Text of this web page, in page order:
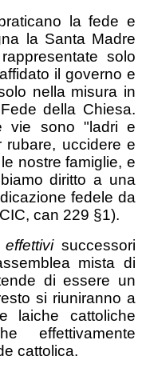
la fede e
la Santa Madre
solo
il governo e
nella misura in
della Chiesa.
vie sono "ladri e
rubare, uccidere e
nostre famiglie, e
diritto a una
fedele da
can 229 §1).
effettivi successori
mista di
di essere un
si riuniranno a
laiche cattoliche
effettivamente
cattolica.